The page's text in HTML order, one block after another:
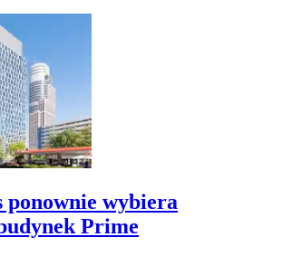
ponownie wybiera
Prime